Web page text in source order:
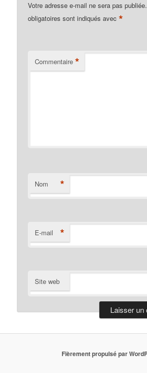
Votre adresse e-mail ne sera pas publiée.
obligatoires sont indiqués avec*
Commentaire *
Nom *
E-mail *
Site web
Fièrement propulsé par